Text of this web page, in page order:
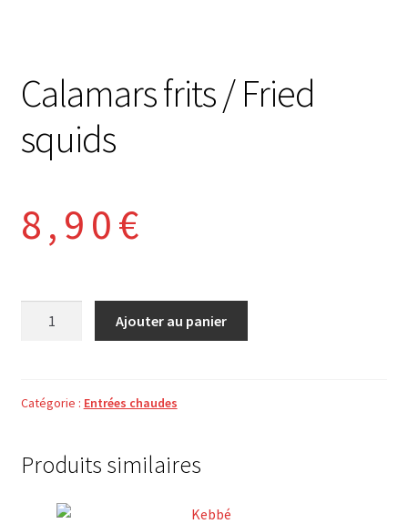
Calamars frits / Fried
squids
8,90€
/
Ajouter au panier
Catégorie : Entrées chaudes
Produits similaires